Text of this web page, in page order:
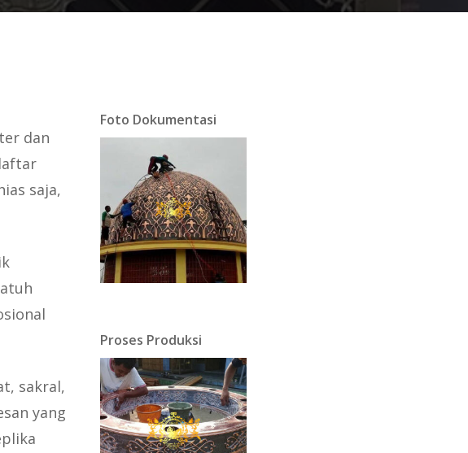
dan
saja,
sakral,
yang
Foto Dokumentasi
Proses Produksi